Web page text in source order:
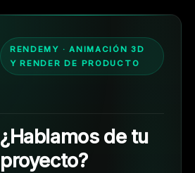
RENDEMY · ANIMACIÓN 3D
Y RENDER DE PRODUCTO
¿Hablamos de tu
proyecto?